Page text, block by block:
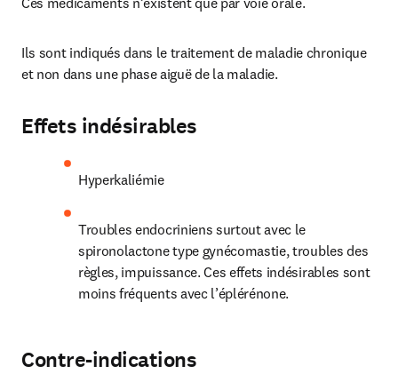
Ils sont indiqués dans le traitement de maladie chronique
et non dans une phase aiguë de la maladie.
Effets indésirables
Hyperkaliémie
Troubles endocriniens surtout avec le
spironolactone type gynécomastie, troubles des
règles, impuissance. Ces effets indésirables sont
moins fréquents avec l’éplérénone.
Contre-indications